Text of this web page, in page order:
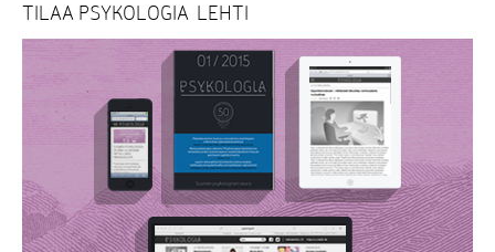
TILAA PSYKOLOGIA-LEHTI